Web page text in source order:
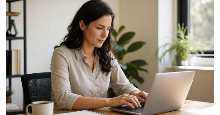
Sebelum ini, Sinar Harian melaporkan, polis
menahan seorang anggotanya selepas
sebuah kenderaan peronda yang dipandu
bertembung dengan dua buah motosikal di
lokasi kejadian.
Muat turun aplikasi Sinar Harian.
Klik di sini!